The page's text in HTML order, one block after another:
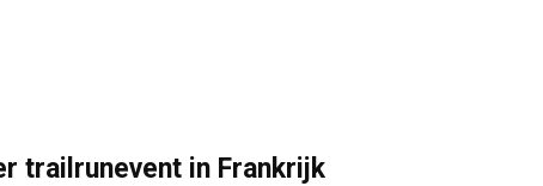
trailrunevent in Frankrijk